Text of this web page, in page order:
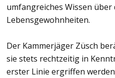
umfangreiches Wissen über
Lebensgewohnheiten.
Der Kammerjäger Züsch
sie stets rechtzeitig in
erster Linie ergriffen